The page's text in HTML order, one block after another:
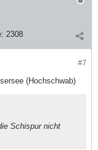
2308
#7
(Hochschwab)
Schispur nicht